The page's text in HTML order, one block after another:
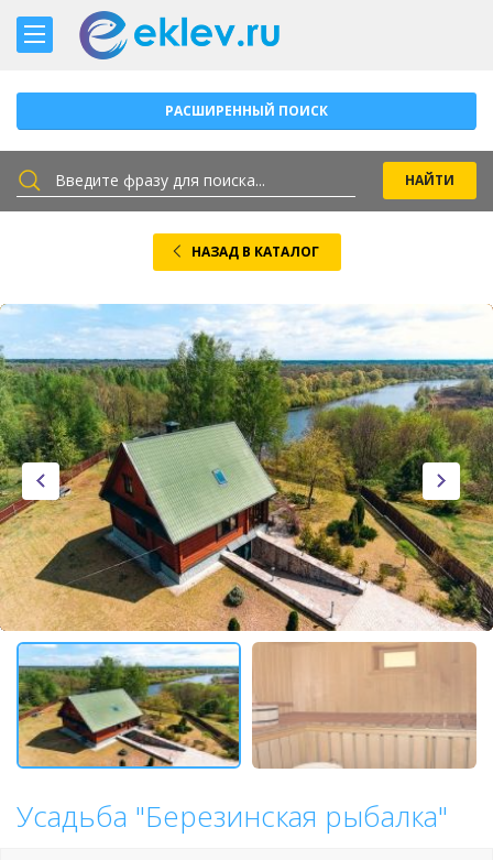
РАСШИРЕННЫЙ ПОИСК
НАЗАД В КАТАЛОГ
Усадьба "Березинская рыбалка"